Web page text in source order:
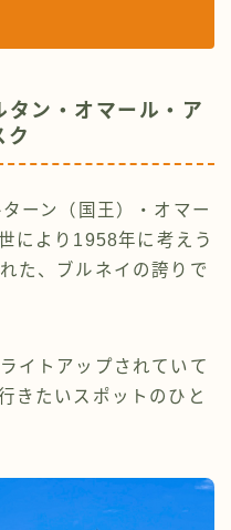
タン・オマール・ア
ク
ーン（国王）・オマー
により1958年に考えう
た、ブルネイの誇りで
イトアップされていて
きたいスポットのひと